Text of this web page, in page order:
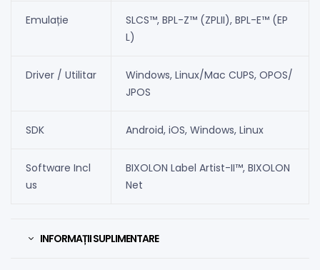
Emulație
SLCS™, BPL-Z™ (ZPLII), BPL-E™ (EP
L)
Driver / Utilitar
Windows, Linux/Mac CUPS, OPOS/
JPOS
SDK Android, iOS, Windows, Linux
Software Incl
us
BIXOLON Label Artist-II™, BIXOLON
Net
INFORMAȚII SUPLIMENTARE